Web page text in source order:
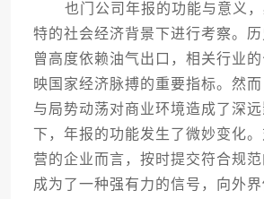
也门公司年报的功能与意义，
特的社会经济背景下进行考察。
曾高度依赖油气出口，相关行业
映国家经济脉搏的重要指标。然
与局势动荡对商业环境造成了深
下，年报的功能发生了微妙变化
营的企业而言，按时提交符合规
成为了一种强有力的信号，向外